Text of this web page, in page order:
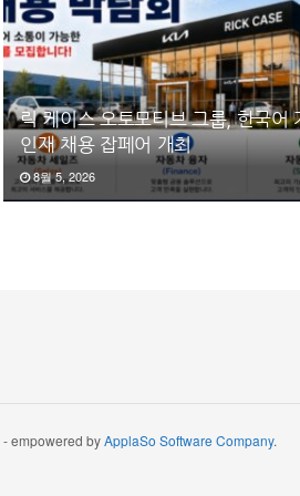
릭 케이스 오토모티브 그룹, 한국어
인재 채용 잡페어 개최
8월 5, 2026
- empowered byApplaSo Software Company.